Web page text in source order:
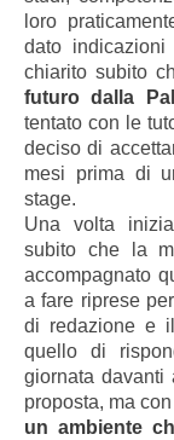
loro
dato
chiarito subito
futuro dalla
tentato con le
deciso di
mesi prima di
stage.
Una volta
subito che la
accompagnato
a fare riprese
di redazione e
quello di
giornata davanti
proposta, ma
un ambiente